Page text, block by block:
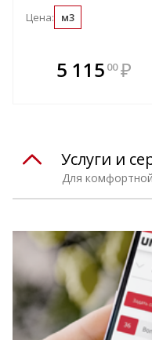
Цена: м3
5 115 00 ₽
В комплекте
всегда
Для
Услуги и